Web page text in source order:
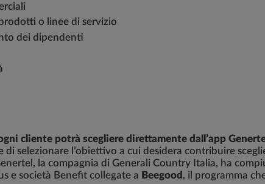
o linee di servizio
dei dipendenti
cliente potrà scegliere direttamente dall’app
di selezionare l’obiettivo a cui desidera contribuire
la compagnia di Generali Country Italia, ha
e società Benefit collegate a Beegood , il programma